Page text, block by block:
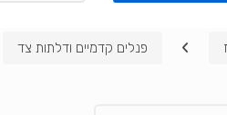
פנלים קדמיים ודלתות צד